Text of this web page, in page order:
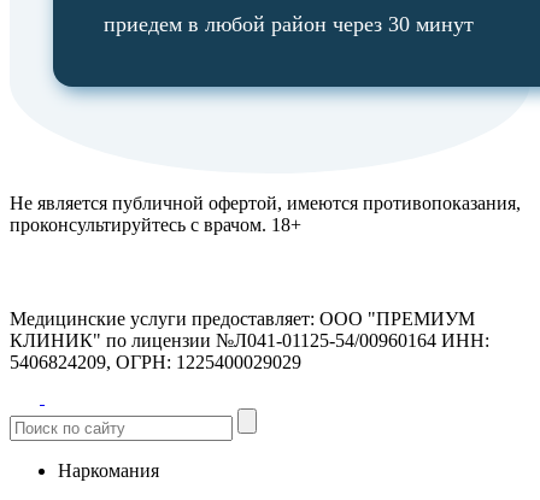
приедем в любой район через 30 минут
Не является публичной офертой, имеются противопоказания,
проконсультируйтесь с врачом. 18+
Медицинские услуги предоставляет: ООО "ПРЕМИУМ
КЛИНИК" по лицензии №Л041-01125-54/00960164 ИНН:
5406824209, ОГРН: 1225400029029
Наркомания